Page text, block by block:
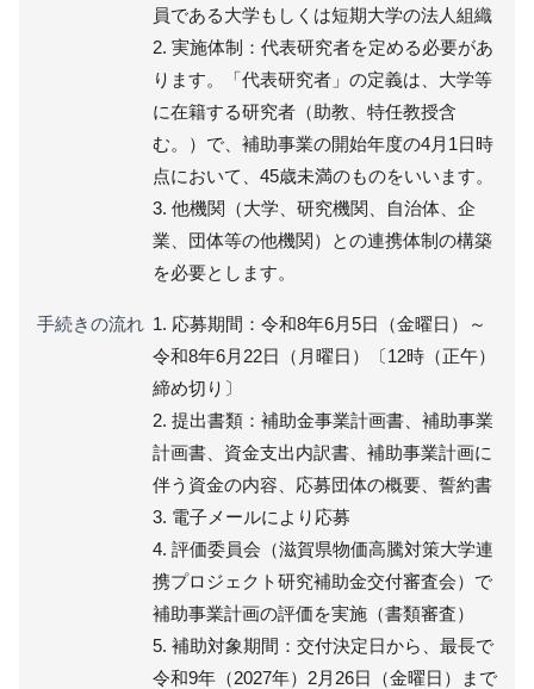
員である大学もしくは短期大学の法人組織
2. 実施体制：代表研究者を定める必要があ
ります。「代表研究者」の定義は、大学等
に在籍する研究者（助教、特任教授含
む。）で、補助事業の開始年度の4月1日時
点において、45歳未満のものをいいます。
3. 他機関（大学、研究機関、自治体、企
業、団体等の他機関）との連携体制の構築
を必要とします。
手続きの流れ 1. 応募期間：令和8年6月5日（金曜日）～
令和8年6月22日（月曜日）〔12時（正午）
締め切り〕
2. 提出書類：補助金事業計画書、補助事業
計画書、資金支出内訳書、補助事業計画に
伴う資金の内容、応募団体の概要、誓約書
3. 電子メールにより応募
4. 評価委員会（滋賀県物価高騰対策大学連
携プロジェクト研究補助金交付審査会）で
補助事業計画の評価を実施（書類審査）
5. 補助対象期間：交付決定日から、最長で
令和9年（2027年）2月26日（金曜日）まで